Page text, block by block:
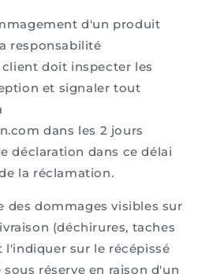
d'un produit
responsabilité
doit inspecter les
et signaler tout
dans les 2 jours
déclaration dans ce délai
la réclamation.
des dommages visibles sur
(déchirures, taches
sur le récépissé
réserve en raison d'un